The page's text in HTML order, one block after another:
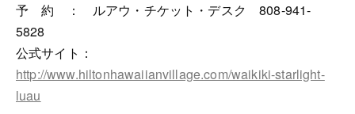
予 約 ： ルアウ・チケット・デスク 808-941-
5828
公式サイト：
http://www.hiltonhawaiianvillage.com/waikiki-starlight-
luau